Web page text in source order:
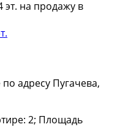
адресу Пугачева,
2; Площадь